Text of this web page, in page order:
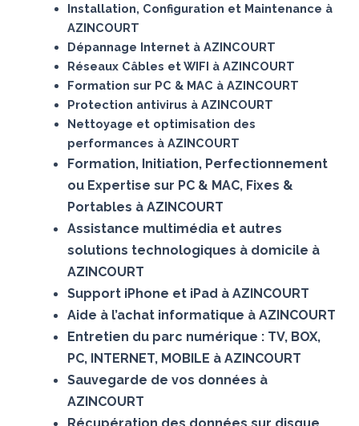
Installation, Configuration et Maintenance à
AZINCOURT
Dépannage Internet à AZINCOURT
Réseaux Câbles et WIFI à AZINCOURT
Formation sur PC & MAC à AZINCOURT
Protection antivirus à AZINCOURT
Nettoyage et optimisation des
performances à AZINCOURT
Formation, Initiation, Perfectionnement
ou Expertise sur PC & MAC, Fixes &
Portables à AZINCOURT
Assistance multimédia et autres
solutions technologiques à domicile à
AZINCOURT
Support iPhone et iPad à AZINCOURT
Aide à l’achat informatique à AZINCOURT
Entretien du parc numérique : TV, BOX,
PC, INTERNET, MOBILE à AZINCOURT
Sauvegarde de vos données à
AZINCOURT
Récupération des données sur disque